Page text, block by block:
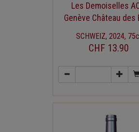
Les Demoiselles
Genève Château des
SCHWEIZ, 2024, 75cl
CHF 13.90